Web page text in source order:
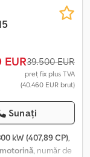
39.500 EUR
preț fix plus TVA
(40.460 EUR brut)
Sunați
kW (407,89 CP),
motorină, număr de